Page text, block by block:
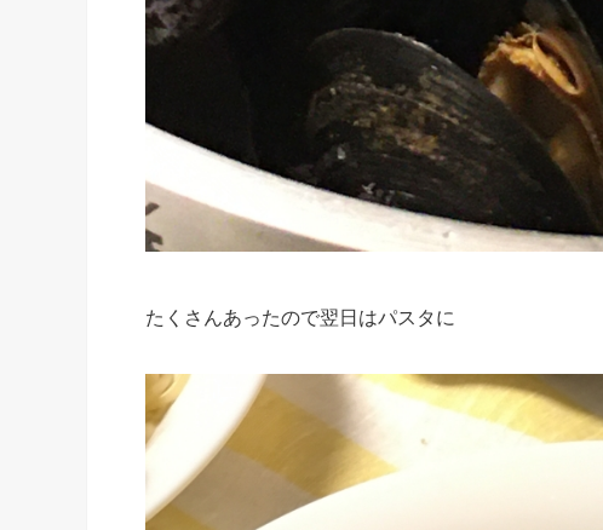
たくさんあったので翌日はパスタに